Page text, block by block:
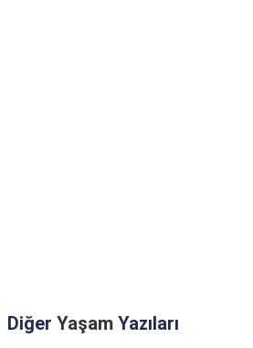
Diğer Yaşam Yazıları